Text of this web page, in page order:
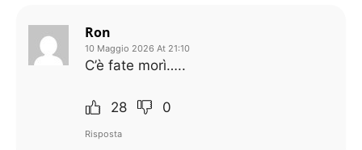
Ron
10 Maggio 2026 At 21:10
C’è fate morì…..
28 0
Risposta